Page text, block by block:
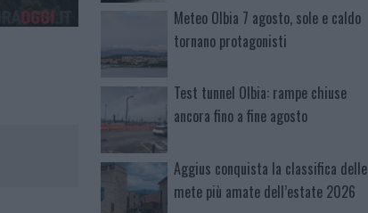
Meteo Olbia 7 agosto, sole e caldo
tornano protagonisti
Test tunnel Olbia: rampe chiuse
ancora fino a fine agosto
Aggius conquista la classifica delle
mete più amate dell’estate 2026